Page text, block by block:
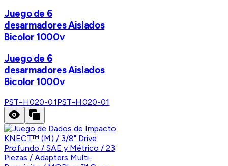
Juego de 6
desarmadores Aislados
Bicolor 1000v
Juego de 6
desarmadores Aislados
Bicolor 1000v
PST-H020-01PST-H020-01